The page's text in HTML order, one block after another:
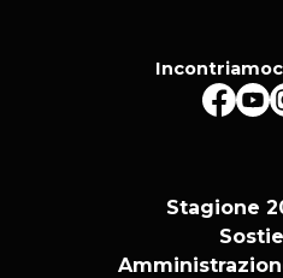
Stagione